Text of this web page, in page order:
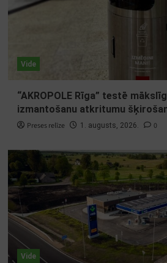
Vide
“AKROPOLE Rīga” testē
izmantošanu atkritumu
Preses relīze 1. augusts, 2026. 0
Vide